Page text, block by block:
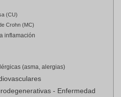
(CU)
Crohn (MC)
inflamación
(asma, alergias)
- Enfermedad